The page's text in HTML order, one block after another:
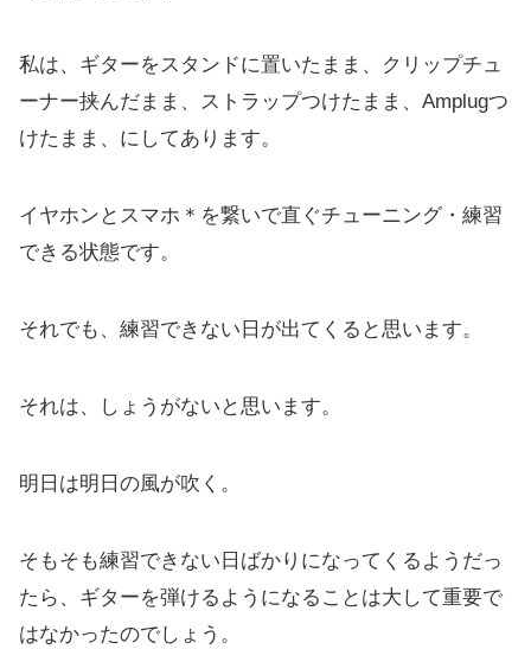
私は、ギターをスタンドに置いたまま、クリップチュ
ーナー挟んだまま、ストラップつけたまま、Amplugつ
けたまま、にしてあります。
イヤホンとスマホ＊を繋いで直ぐチューニング・練習
できる状態です。
それでも、練習できない日が出てくると思います。
それは、しょうがないと思います。
明日は明日の風が吹く。
そもそも練習できない日ばかりになってくるようだっ
たら、ギターを弾けるようになることは大して重要で
はなかったのでしょう。